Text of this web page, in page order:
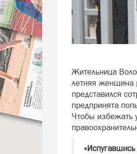
Жительница
летняя женщина
представился
предпринята
Чтобы избежать